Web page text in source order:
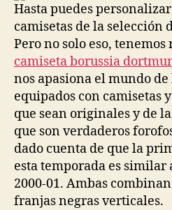
Hasta puedes
camisetas de la selección
Pero no solo eso,
camiseta borussia
nos apasiona el mundo
equipados con camisetas
que sean originales y de
que son verdaderos
dado cuenta de que la
esta temporada es
2000-01. Ambas
franjas negras verticales.